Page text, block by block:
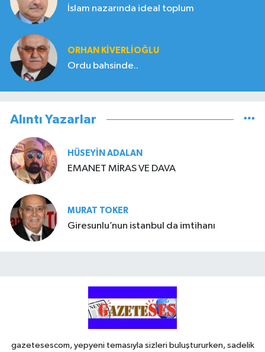
İslam nazarında ideal toplum
ORHAN KIVERLIOĞLU
Ordu bahsinde..
Alıntı Yazarlar
HÜSEYIN ADALAN
EMANET MİRAS VE DAVA
MURAT TOKER
Giresunlu’nun istanbul da imtihanı
gazetesescom, yepyeni temasıyla sizleri buluştururken, sadelik